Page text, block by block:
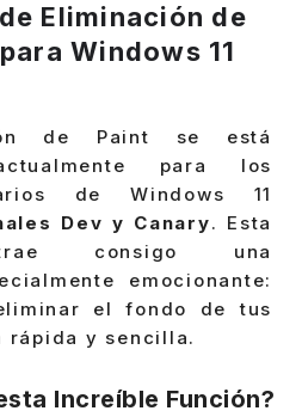
Eliminación de
Windows 11
de Paint se está
para los
de Windows 11
Dev y Canary. Esta
trae consigo una
emocionante:
el fondo de tus
rápida y sencilla.
Increíble Función?